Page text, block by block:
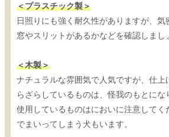
＜プラスチック製＞
日照りにも強く耐久性がありますが、
窓やスリットがあるかなどを確認しまし
＜木製＞
ナチュラルな雰囲気で人気ですが、仕上
らざらしているものは、怪我のもとにな
使用しているものはにおいに注意してく
でまいってしまう犬もいます。